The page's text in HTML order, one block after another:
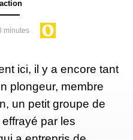
souterrains
pour éviter que
techniques.
les conditions de vie
que prévu. Une
de 12, et un taux
minutes
ici, il y a encore tant
plongeur, membre
un petit groupe de
par les